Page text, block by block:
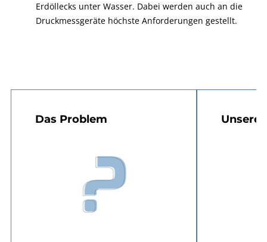
Erdöllecks unter Wasser. Dabei werden auch an die
Druckmessgeräte höchste Anforderungen gestellt.
Das Problem Unsere